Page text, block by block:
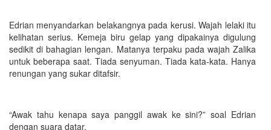
Edrian menyandarkan belakangnya pada kerusi. Wajah lelaki itu
kelihatan serius. Kemeja biru gelap yang dipakainya digulung
sedikit di bahagian lengan. Matanya terpaku pada wajah Zalika
untuk beberapa saat. Tiada senyuman. Tiada kata-kata. Hanya
renungan yang sukar ditafsir.
“Awak tahu kenapa saya panggil awak ke sini?” soal Edrian
dengan suara datar.